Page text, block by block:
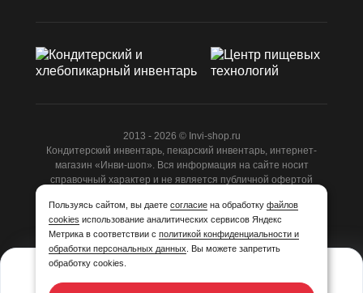
26 450,40 ₽/шт
2013 - 2026 © Invi-shop.ru
Кондитерский инвентарь, пекарский инвентарь, интернет-
магазин «Инви-шоп». Вся информация на сайте носит
справочный характер и не является публичной офертой
РазработаноСтудией Z-Labs
Пользуясь сайтом, вы даете согласие на обработку файлов
cookies использование аналитических сервисов Яндекс
Метрика в соответствии с политикой конфиденциальности и
обработки персональных данных . Вы можете запретить
обработку cookies.